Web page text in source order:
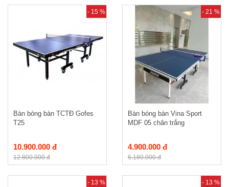
- 15 %
Bàn bóng bàn TCTĐ Gofes
T25
10.900.000 đ
12.800.000 đ
- 21 %
Bàn bóng bàn Vina Sport
MDF 05 chân trắng
4.900.000 đ
6.180.000 đ
- 13 % - 13 %